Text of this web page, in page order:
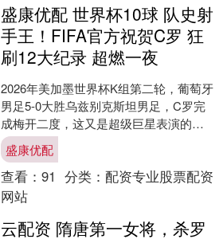
盛康优配 世界杯10球 队史射
手王！FIFA官方祝贺C罗 狂
刷12大纪录 超燃一夜
2026年美加墨世界杯K组第二轮，葡萄牙
男足5-0大胜乌兹别克斯坦男足，C罗完
成梅开二度，这又是超级巨星表演的夜
晚，点燃全世界球迷的热情，一战狂刷
12大纪录。 ....
盛康优配
查看： 91 分类： 配资专业股票配资
网站
云配资 隋唐第一女将，杀罗